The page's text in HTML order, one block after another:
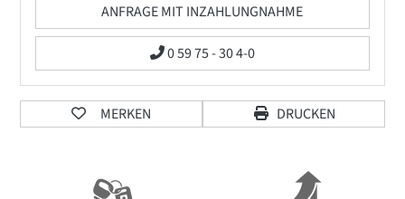
ANFRAGE MIT INZAHLUNGNAHME
0 59 75 - 30 4-0
MERKEN DRUCKEN